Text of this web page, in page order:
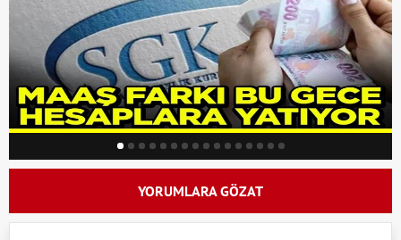
YORUMLARA GÖZAT